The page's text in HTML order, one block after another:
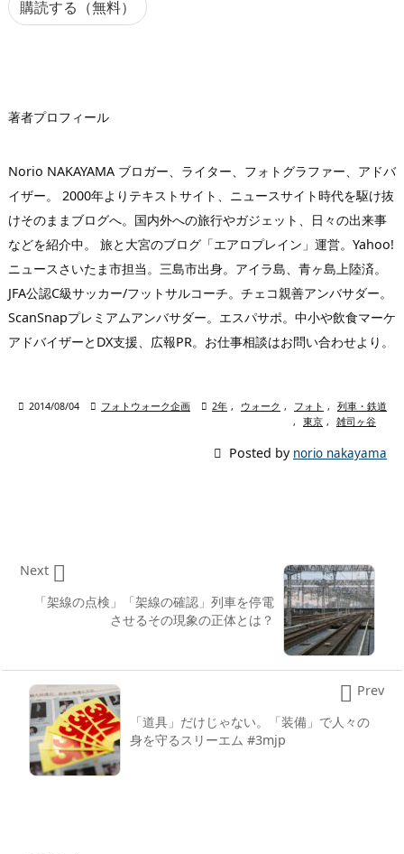
ド
購読する（無料）
著者プロフィール
Norio NAKAYAMA ブロガー、ライター、フォトグラファー、アドバ
イザー。 2000年よりテキストサイト、ニュースサイト時代を駆け抜
けそのままブログへ。国内外への旅行やガジェット、日々の出来事
などを紹介中。 旅と大宮のブログ「エアロプレイン」運営。Yahoo!
ニュースさいたま市担当。三島市出身。アイラ島、青ヶ島上陸済。
JFA公認C級サッカー/フットサルコーチ。チェコ親善アンバサダー。
ScanSnapプレミアムアンバサダー。エスパサポ。中小や飲食マーケ
アドバイザーとDX支援、広報PR。お仕事相談はお問い合わせより。
 2014/08/04  フォトウォーク企画  2年 , ウォーク , フォト ,
列車・鉄道
,
東京 , 雑司ヶ谷
 Posted by norio nakayama
「架線の点検」「架線の確認」列車を停電
させるその現象の正体とは？

Next
「道具」だけじゃない。「装備」で人々の
身を守るスリーエム #3mjp
 Prev